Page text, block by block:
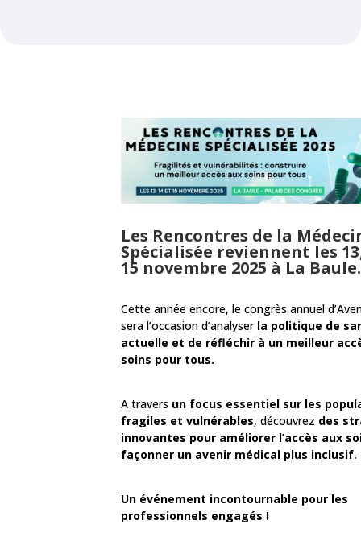
Les Rencontres de la
Spécialisée reviennent les
15 novembre 2025 à La Baule.
Cette année encore, le congrès annuel
sera l’occasion d’analyser la politique de
actuelle et de réfléchir à un meilleur
soins pour tous.
A travers un focus essentiel sur les
fragiles et vulnérables, découvrez des
innovantes pour améliorer l’accès aux
façonner un avenir médical plus inclusif.
Un événement incontournable pour les
professionnels engagés !